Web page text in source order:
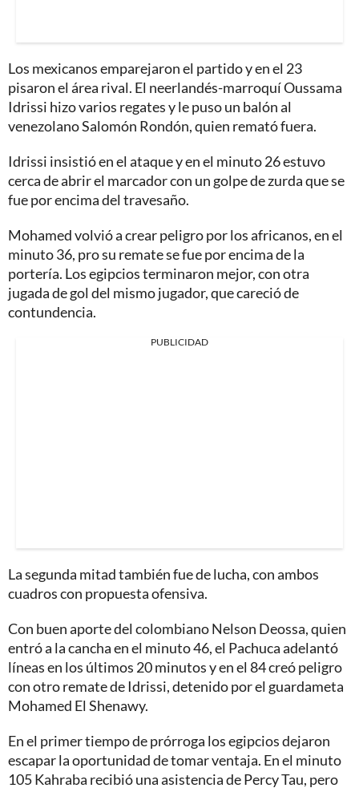
Los mexicanos emparejaron el partido y en el 23
pisaron el área rival. El neerlandés-marroquí Oussama
Idrissi hizo varios regates y le puso un balón al
venezolano Salomón Rondón, quien remató fuera.
Idrissi insistió en el ataque y en el minuto 26 estuvo
cerca de abrir el marcador con un golpe de zurda que se
fue por encima del travesaño.
Mohamed volvió a crear peligro por los africanos, en el
minuto 36, pro su remate se fue por encima de la
portería. Los egipcios terminaron mejor, con otra
jugada de gol del mismo jugador, que careció de
contundencia.
PUBLICIDAD
La segunda mitad también fue de lucha, con ambos
cuadros con propuesta ofensiva.
Con buen aporte del colombiano Nelson Deossa, quien
entró a la cancha en el minuto 46, el Pachuca adelantó
líneas en los últimos 20 minutos y en el 84 creó peligro
con otro remate de Idrissi, detenido por el guardameta
Mohamed El Shenawy.
En el primer tiempo de prórroga los egipcios dejaron
escapar la oportunidad de tomar ventaja. En el minuto
105 Kahraba recibió una asistencia de Percy Tau, pero